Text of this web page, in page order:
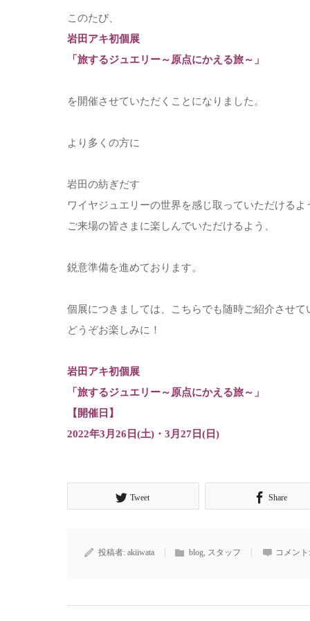
このたび、
岩田アキ初個展
「旅するジュエリー～原点にかえる旅～」
を開催させていただくことになりました。
より多くの方に
岩田の紡ぎだす
ワイヤジュエリーの世界を感じ取っていただけるよ
ご来場の皆さまに楽しんでいただけるよう、
鋭意準備を進めております。
個展につきましては、こちらでも随時ご紹介させて
どうぞお楽しみに！
岩田アキ初個展
「旅するジュエリー～原点にかえる旅～」
【開催日】
2022年3月26日(土)・3月27日(日)
Tweet Share
投稿者: akiiwata blog, スタッフ コメント: